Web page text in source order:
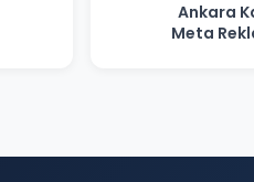
Ankara
Meta